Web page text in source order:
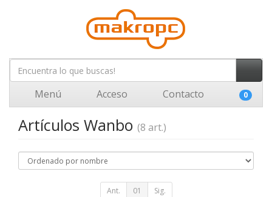
Menú Acceso Contacto 0
Artículos Wanbo (8 art.)
Ant. 01 Sig.